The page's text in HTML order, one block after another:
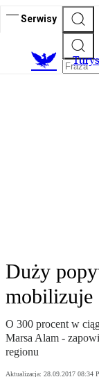
Serwisy
T
Duży
mobilizuje
O 300 procent w
Marsa Alam -
regionu
Aktualizacja: 28.09.2017 08:34